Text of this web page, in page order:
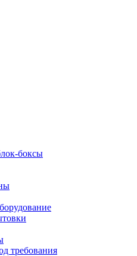
боксы
требования